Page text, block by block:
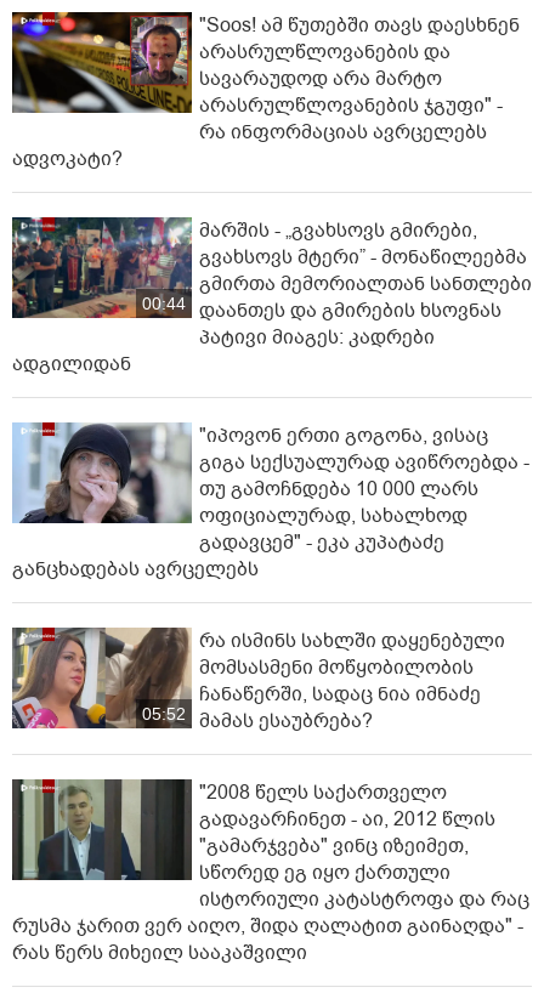
"Soos! ამ წუთებში თავს დაესხნენ
არასრულწლოვანების და
სავარაუდოდ არა მარტო
არასრულწლოვანების ჯგუფი" -
რა ინფორმაციას ავრცელებს
ადვოკატი?
00:44
მარშის - „გვახსოვს გმირები,
გვახსოვს მტერი” - მონაწილეებმა
გმირთა მემორიალთან სანთლები
დაანთეს და გმირების ხსოვნას
პატივი მიაგეს: კადრები
ადგილიდან
"იპოვონ ერთი გოგონა, ვისაც
გიგა სექსუალურად ავიწროებდა -
თუ გამოჩნდება 10 000 ლარს
ოფიციალურად, სახალხოდ
გადავცემ" - ეკა კუპატაძე
განცხადებას ავრცელებს
05:52
რა ისმინს სახლში დაყენებული
მომსასმენი მოწყობილობის
ჩანაწერში, სადაც ნია იმნაძე
მამას ესაუბრება?
"2008 წელს საქართველო
გადავარჩინეთ - აი, 2012 წლის
"გამარჯვება" ვინც იზეიმეთ,
სწორედ ეგ იყო ქართული
ისტორიული კატასტროფა და რაც
რუსმა ჯარით ვერ აიღო, შიდა ღალატით გაინაღდა" -
რას წერს მიხეილ სააკაშვილი